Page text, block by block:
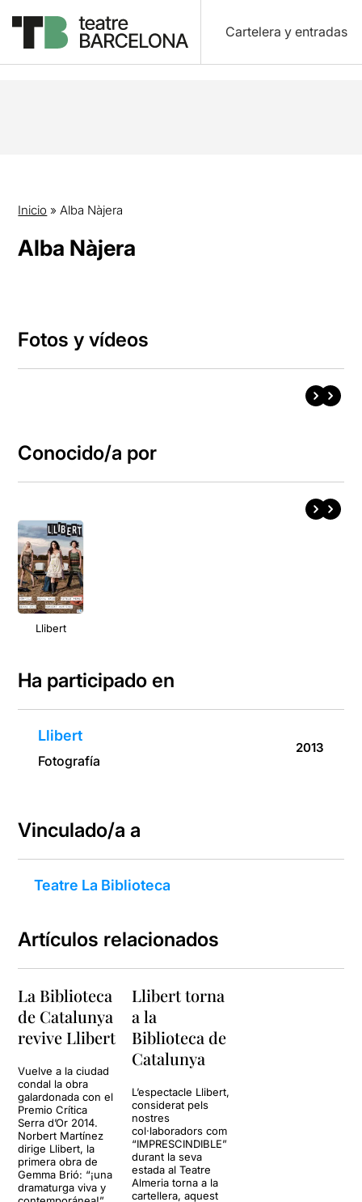
Cartelera y entradas
Inicio »Alba Nàjera
Alba Nàjera
Fotos y vídeos
Conocido/a por
Llibert
Ha participado en
Llibert
Fotografía
2013
Vinculado/a a
Teatre La Biblioteca
Artículos relacionados
La Biblioteca
de Catalunya
revive Llibert
Vuelve a la ciudad
condal la obra
galardonada con el
Premio Crítica
Serra d’Or 2014.
Norbert Martínez
dirige Llibert, la
primera obra de
Gemma Brió: “¡una
dramaturga viva y
Llibert torna
a la
Biblioteca de
Catalunya
L’espectacle Llibert,
considerat pels
nostres
col·laboradors com
“IMPRESCINDIBLE”
durant la seva
estada al Teatre
Almeria torna a la
cartellera, aquest